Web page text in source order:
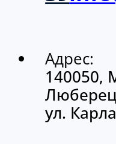
Адрес:
140050,
ул.